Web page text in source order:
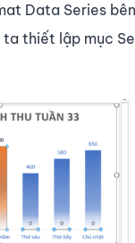
Data Series
ta thiết lập mục